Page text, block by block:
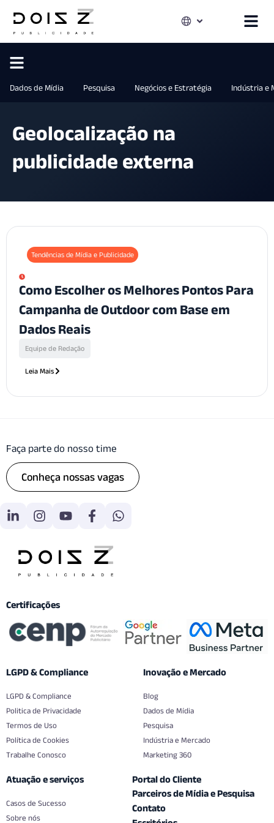
Dados de Mídia Pesquisa Negócios e Estratégia Indústria e
Geolocalização na
publicidade externa
Tendências de Mídia e Publicidade
Como Escolher os Melhores Pontos Para
Campanha de Outdoor com Base em
Dados Reais
Equipe de Redação
Leia Mais
Faça parte do nosso time
Conheça nossas vagas
Certificações
LGPD & Compliance
LGPD & Compliance
Politica de Privacidade
Termos de Uso
Política de Cookies
Trabalhe Conosco
Inovação e Mercado
Blog
Dados de Mídia
Pesquisa
Indústria e Mercado
Marketing 360
Atuação e serviços
Casos de Sucesso
Sobre nós
Portal do Cliente
Parceiros de Mídia e Pesquisa
Contato